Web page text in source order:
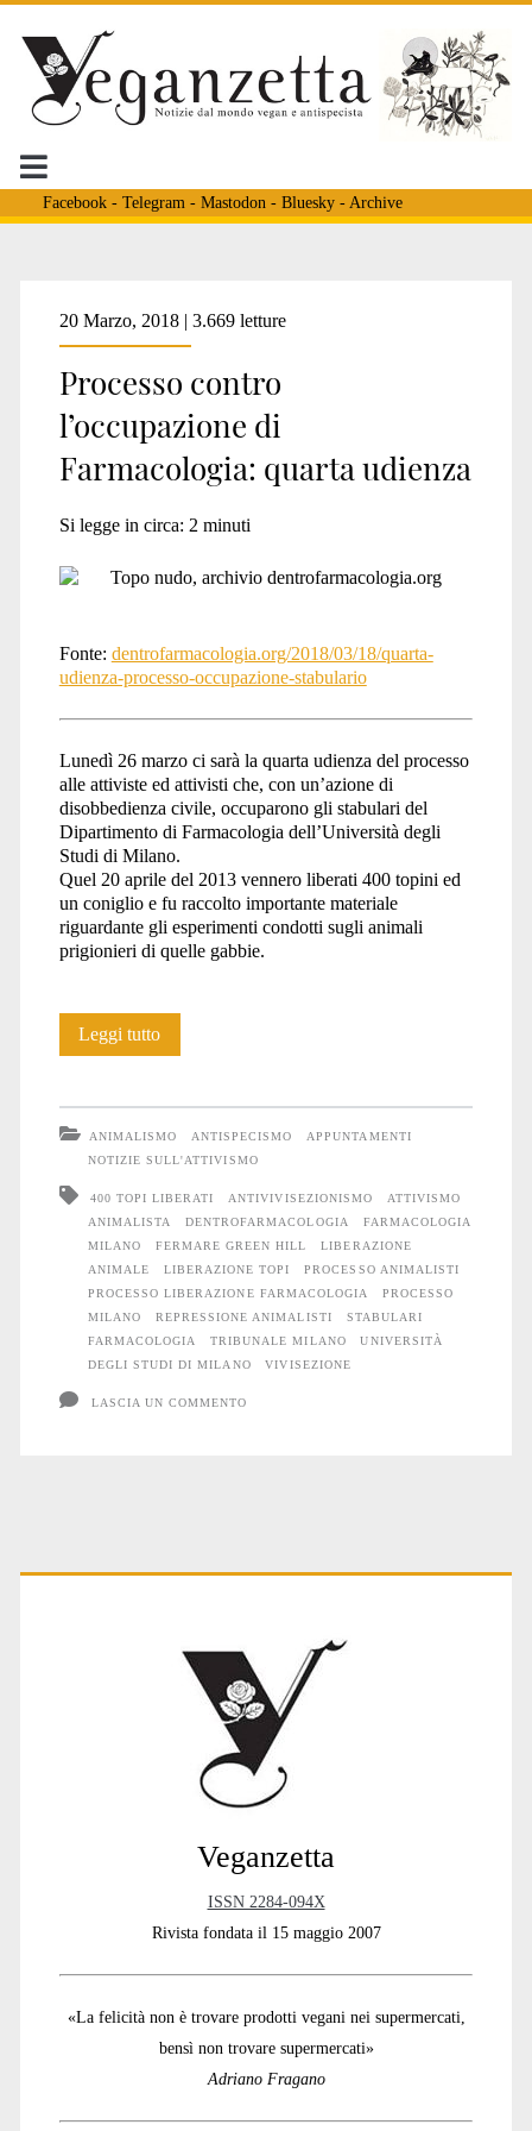
Facebook- Telegram - Mastodon - Bluesky- Archive
Tag:
<span>400
topi
liberati</span>
20 Marzo, 2018 | 3.669 letture
Processo contro
l’occupazione di
Farmacologia: quarta udienza
Si legge in circa: 2 minuti
Fonte: dentrofarmacologia.org/2018/03/18/quarta-
udienza-processo-occupazione-stabulario
Lunedì 26 marzo ci sarà la quarta udienza del processo
alle attiviste ed attivisti che, con un’azione di
disobbedienza civile, occuparono gli stabulari del
Dipartimento di Farmacologia dell’Università degli
Studi di Milano.
Quel 20 aprile del 2013 vennero liberati 400 topini ed
un coniglio e fu raccolto importante materiale
riguardante gli esperimenti condotti sugli animali
prigionieri di quelle gabbie.
Leggi tuttoProcesso
di
Farmacologia:
quarta
udienza
ANIMALISMO ANTISPECISMO
APPUNTAMENTI
NOTIZIE SULL'ATTIVISMO
400 TOPI LIBERATI ANTIVIVISEZIONISMO
ATTIVISMO
ANIMALISTA
DENTROFARMACOLOGIA
FARMACOLOGIA
MILANO
FERMARE GREEN HILL
LIBERAZIONE
ANIMALE
LIBERAZIONE TOPI
PROCESSO ANIMALISTI
PROCESSO LIBERAZIONE FARMACOLOGIA
PROCESSO
MILANO
REPRESSIONE ANIMALISTI
STABULARI
FARMACOLOGIA
TRIBUNALE MILANO
UNIVERSITÀ
DEGLI STUDI DI MILANO
VIVISEZIONE
LASCIA UN COMMENTO
Primary
Veganzetta
ISSN 2284-094X
Rivista fondata il 15 maggio 2007
«La felicità non è trovare prodotti vegani nei supermercati,
bensì non trovare supermercati»
Adriano Fragano